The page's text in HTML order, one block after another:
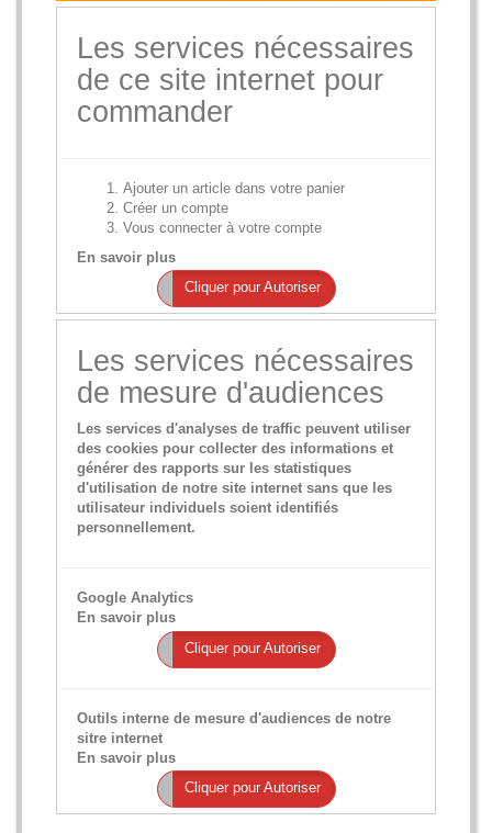
Les services nécessaires
de ce site internet pour
commander
Ajouter un article dans votre panier
Créer un compte
Vous connecter à votre compte
En savoir plus
Cliquer pour Autoriser
Les services nécessaires
de mesure d'audiences
Les services d'analyses de traffic peuvent utiliser
des cookies pour collecter des informations et
générer des rapports sur les statistiques
d'utilisation de notre site internet sans que les
utilisateur individuels soient identifiés
personnellement.
Google Analytics
En savoir plus
Cliquer pour Autoriser
Outils interne de mesure d'audiences de notre
sitre internet
En savoir plus
Cliquer pour Autoriser